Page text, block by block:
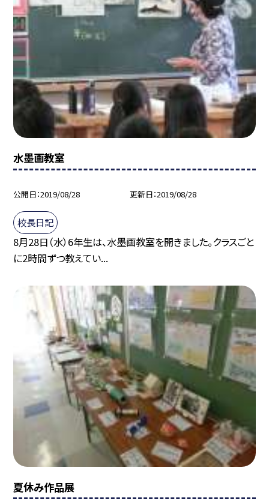
水墨画教室
公開日 2019/08/28 更新日 2019/08/28
校長日記
8月28日（水）6年生は、水墨画教室を開きました。クラスごと
に2時間ずつ教えてい...
夏休み作品展